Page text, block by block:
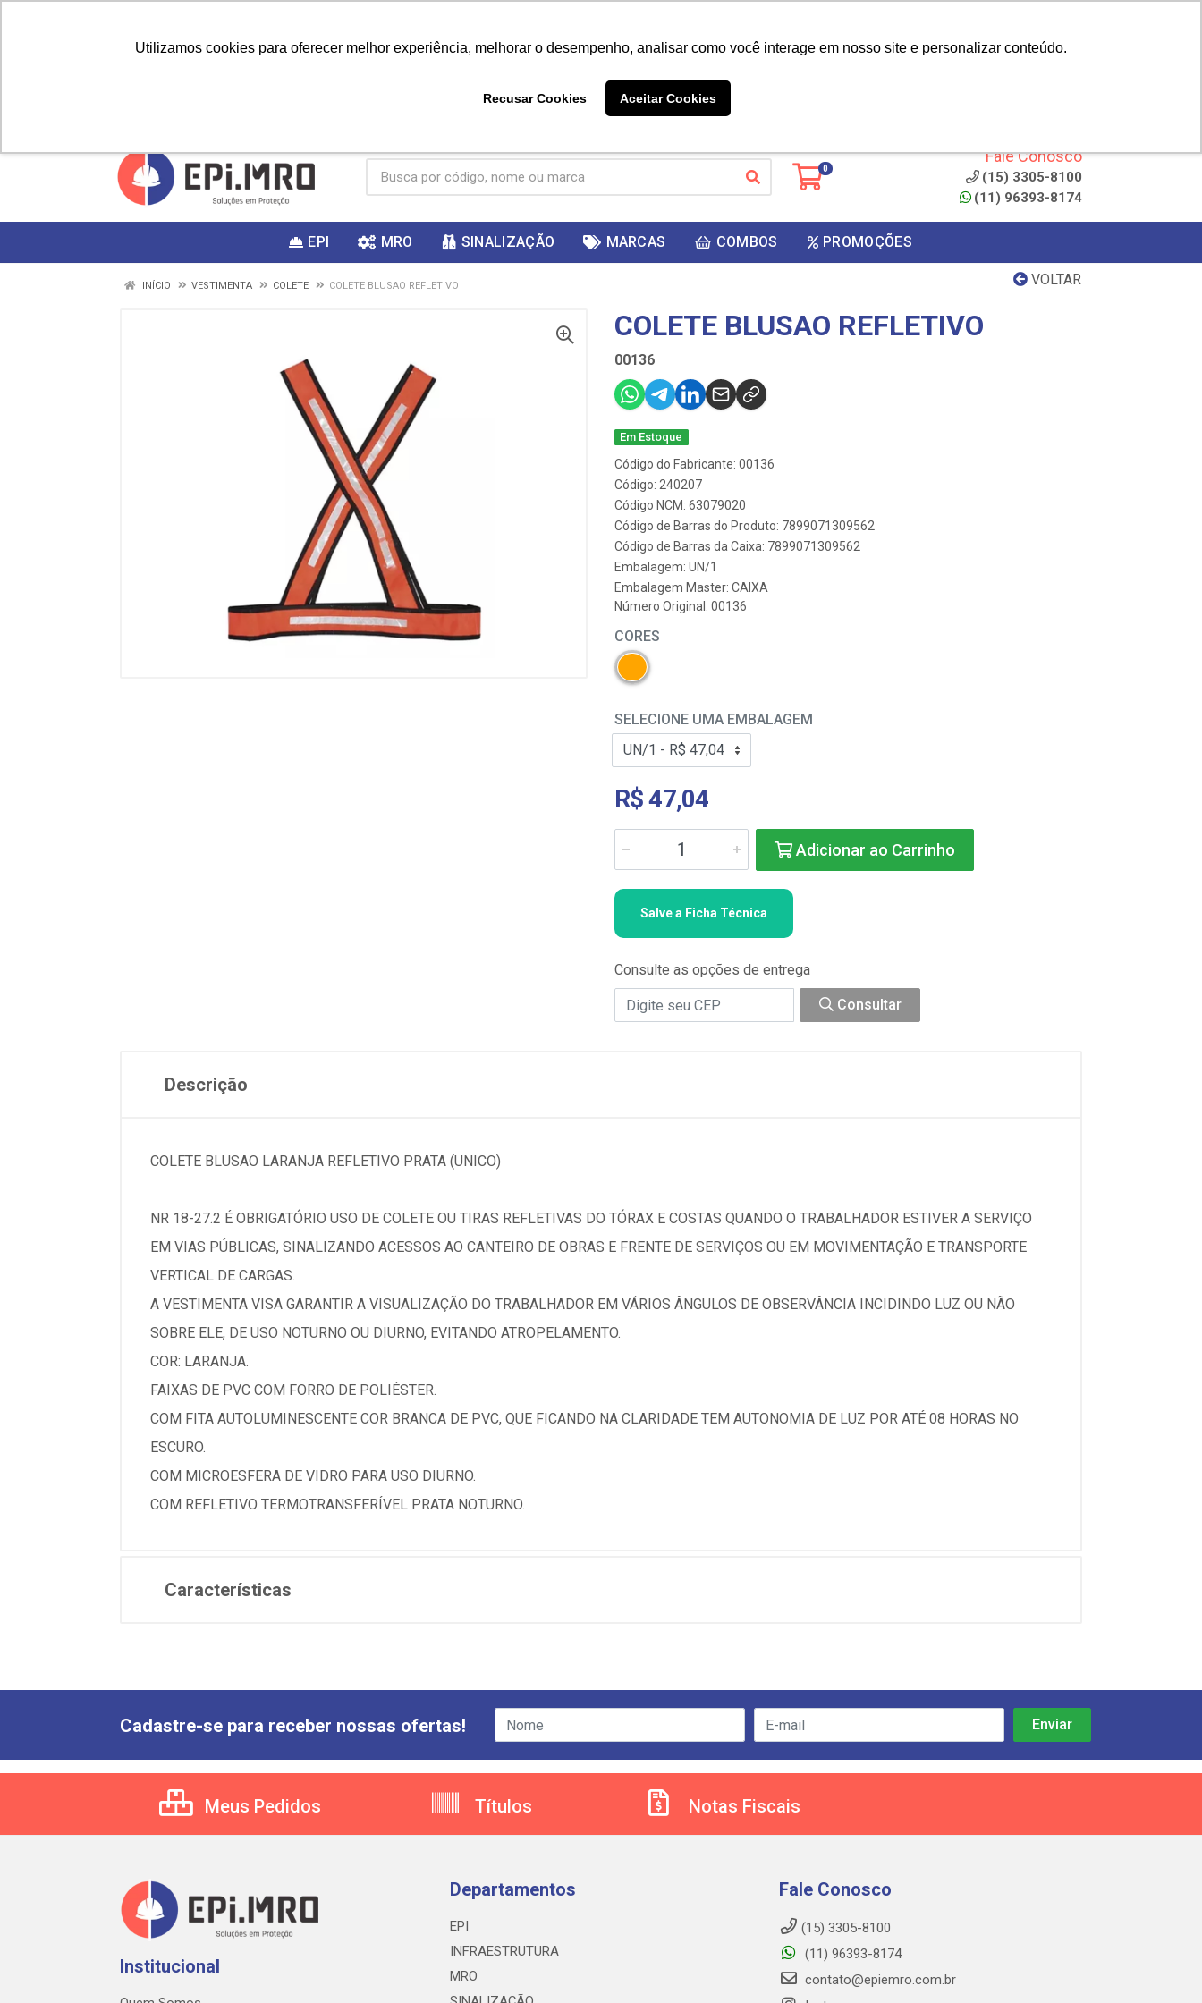
Utilizamos cookies para oferecer melhor experiência, melhorar o desempenho, analisar como você interage em nosso site e personalizar conteúdo.
Recusar Cookies Aceitar Cookies
ganhar
0
Fale Conosco
(15) 3305-8100
(11) 96393-8174
EPI MRO SINALIZAÇÃO MARCAS COMBOS PROMOÇÕES
VOLTAR
INÍCIO VESTIMENTA COLETE COLETE BLUSAO REFLETIVO
COLETE BLUSAO REFLETIVO
00136
Em Estoque
Código do Fabricante: 00136
Código: 240207
Código NCM: 63079020
Código de Barras do Produto: 7899071309562
Código de Barras da Caixa: 7899071309562
Embalagem: UN/1
Embalagem Master: CAIXA
Número Original: 00136
CORES
SELECIONE UMA EMBALAGEM
R$ 47,04
Adicionar ao Carrinho
Salve a Ficha Técnica
Consulte as opções de entrega
Consultar
Descrição
COLETE BLUSAO LARANJA REFLETIVO PRATA (UNICO)
NR 18-27.2 É OBRIGATÓRIO USO DE COLETE OU TIRAS REFLETIVAS DO TÓRAX E COSTAS QUANDO O TRABALHADOR ESTIVER A SERVIÇO
EM VIAS PÚBLICAS, SINALIZANDO ACESSOS AO CANTEIRO DE OBRAS E FRENTE DE SERVIÇOS OU EM MOVIMENTAÇÃO E TRANSPORTE
VERTICAL DE CARGAS.
A VESTIMENTA VISA GARANTIR A VISUALIZAÇÃO DO TRABALHADOR EM VÁRIOS ÂNGULOS DE OBSERVÂNCIA INCIDINDO LUZ OU NÃO
SOBRE ELE, DE USO NOTURNO OU DIURNO, EVITANDO ATROPELAMENTO.
COR: LARANJA.
FAIXAS DE PVC COM FORRO DE POLIÉSTER.
COM FITA AUTOLUMINESCENTE COR BRANCA DE PVC, QUE FICANDO NA CLARIDADE TEM AUTONOMIA DE LUZ POR ATÉ 08 HORAS NO
ESCURO.
COM MICROESFERA DE VIDRO PARA USO DIURNO.
COM REFLETIVO TERMOTRANSFERÍVEL PRATA NOTURNO.
Características
Cadastre-se para receber nossas ofertas!
Meus Pedidos Títulos Notas Fiscais
Institucional
Departamentos
EPI
INFRAESTRUTURA
MRO
Fale Conosco
(15) 3305-8100
(11) 96393-8174
contato@epiemro.com.br